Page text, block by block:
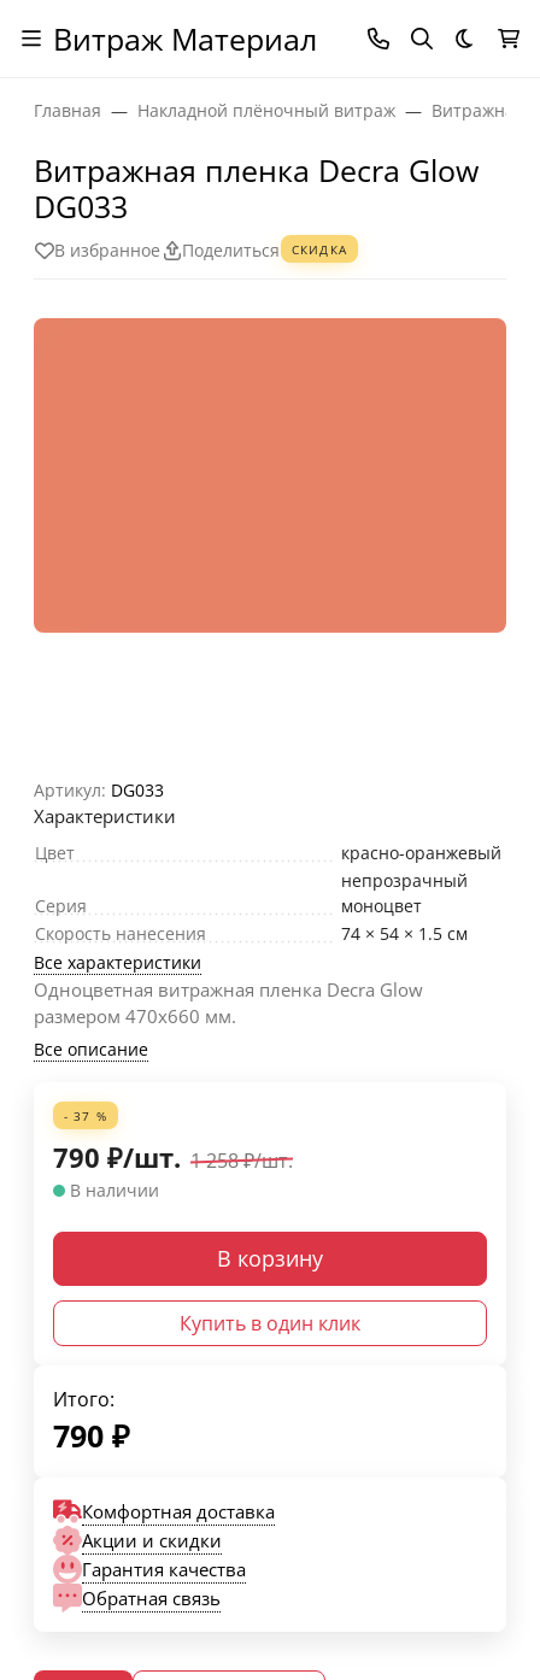
Витраж Материал Темная
Главная Накладной плёночный витраж Витражная
Витражная пленка Decra Glow
DG033
В избранное Поделиться СКИДКА
Артикул: DG033
Характеристики
Цвет красно-оранжевый
Серия
непрозрачный
моноцвет
Скорость нанесения
74 × 54 × 1.5 см
Все характеристики
Одноцветная витражная пленка Decra Glow
размером 470х660 мм.
Все описание
- 37 %
790 ₽/шт. 1 258₽/шт.
В наличии
В корзину
Купить в один клик
Итого:
790 ₽
Комфортная доставка
Акции и скидки
Гарантия качества
Обратная связь